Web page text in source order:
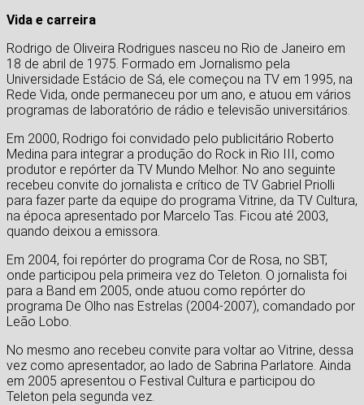
Vida e carreira
Rodrigo de Oliveira Rodrigues nasceu no Rio de Janeiro em
18 de abril de 1975. Formado em Jornalismo pela
Universidade Estácio de Sá, ele começou na TV em 1995, na
Rede Vida, onde permaneceu por um ano, e atuou em vários
programas de laboratório de rádio e televisão universitários.
Em 2000, Rodrigo foi convidado pelo publicitário Roberto
Medina para integrar a produção do Rock in Rio III, como
produtor e repórter da TV Mundo Melhor. No ano seguinte
recebeu convite do jornalista e crítico de TV Gabriel Priolli
para fazer parte da equipe do programa Vitrine, da TV Cultura,
na época apresentado por Marcelo Tas. Ficou até 2003,
quando deixou a emissora.
Em 2004, foi repórter do programa Cor de Rosa, no SBT,
onde participou pela primeira vez do Teleton. O jornalista foi
para a Band em 2005, onde atuou como repórter do
programa De Olho nas Estrelas (2004-2007), comandado por
Leão Lobo.
No mesmo ano recebeu convite para voltar ao Vitrine, dessa
vez como apresentador, ao lado de Sabrina Parlatore. Ainda
em 2005 apresentou o Festival Cultura e participou do
Teleton pela segunda vez.